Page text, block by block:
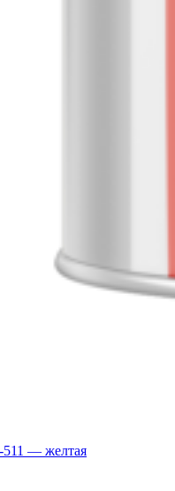
511 — желтая